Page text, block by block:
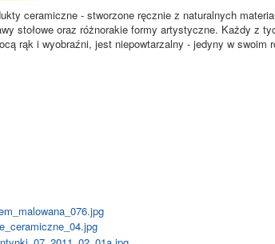
ceramiczne - stworzone ręcznie z naturalnych
stołowe oraz różnorakie formy artystyczne. Każdy z
rąk i wyobraźni, jest niepowtarzalny - jedyny w swoim